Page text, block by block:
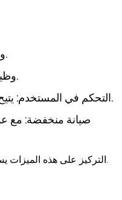
واقعية اللهب: تسمح السرعة واللون والكثافة القابلة للتعديل للمستخدمين بخلق الأجواء المرغوبة.
وظيفة التسخين: توفر العديد من الوحدات حرارة إضافية بإعدادات متعددة، مما يوفر الراحة والفائدة.
التحكم في المستخدم: يتيح التشغيل عن بعد أو التكامل الذكي للمستخدمين ضبط اللهب والإضاءة ودرجة الحرارة دون عناء.
صيانة منخفضة: مع
التركيز على هذه الميزات يساعد المشترين على اتخاذ قرارات مستنيرة، مما يضمن أن المدفأة الخاصة بهم تلبي الاحتياجات العملية والجمالية.